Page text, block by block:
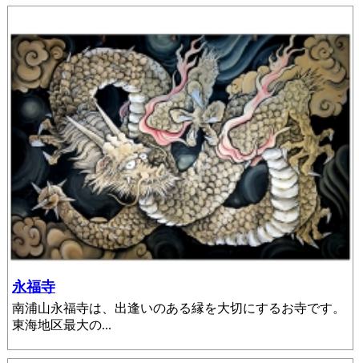
永福寺
南浦山永福寺は、出逢いのある縁を大切にするお寺です。
東海地区最大の...